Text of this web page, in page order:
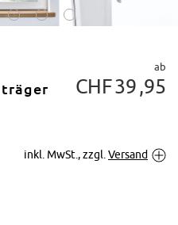
Vergrößern
ab
CHF39 95
inkl. MwSt., zzgl. Versand